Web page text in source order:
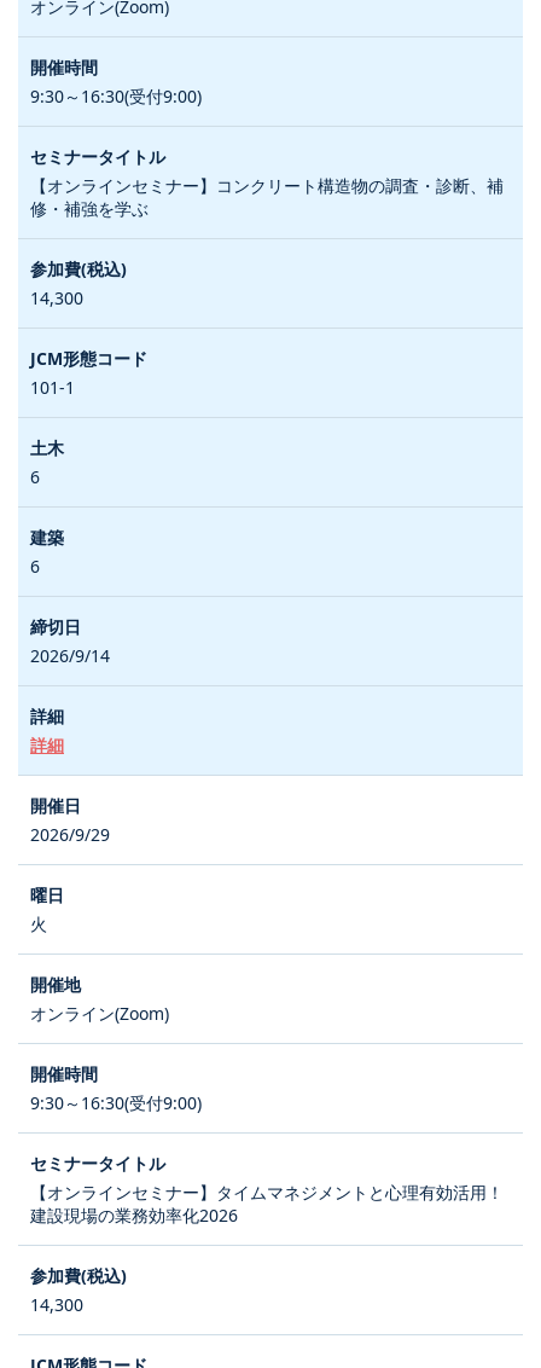
オンライン(Zoom)
9:30～16:30(受付9:00)
【オンラインセミナー】コンクリート構造物の調査・診断、補
修・補強を学ぶ
14,300
101-1
6
6
2026/9/14
詳細
2026/9/29
火
オンライン(Zoom)
9:30～16:30(受付9:00)
【オンラインセミナー】タイムマネジメントと心理有効活用！
建設現場の業務効率化2026
14,300